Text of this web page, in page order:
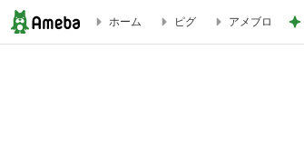
ホーム ピグ アメブロ